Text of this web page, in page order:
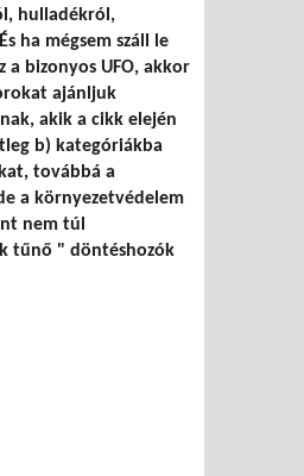
hulladékról,
ha mégsem száll le
a bizonyos UFO, akkor
ajánljuk
akik a cikk elején
b) kategóriákba
továbbá a
a környezetvédelem
nem túl
tűnő " döntéshozók